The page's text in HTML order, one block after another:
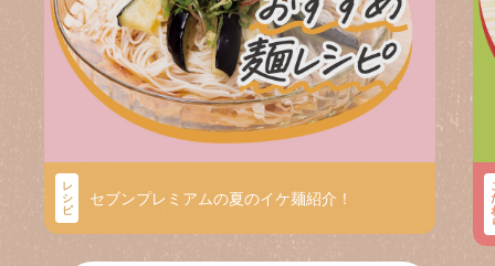
レ
シ
ピ
セブンプレミアムの夏のイケ麺紹介！